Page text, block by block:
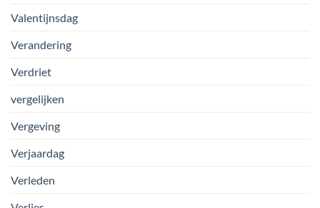
Valentijnsdag
Verandering
Verdriet
vergelijken
Vergeving
Verjaardag
Verleden